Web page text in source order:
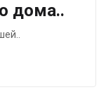
дома..